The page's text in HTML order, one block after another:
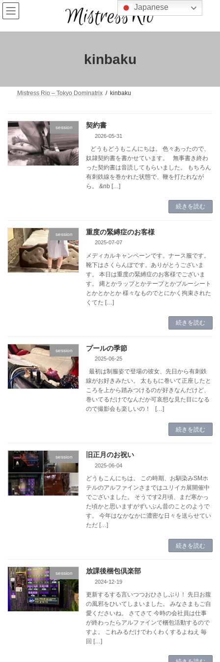
コ
ン
テ
ン
ナ
ビ
ゲ
ー
kinbaku
Mistress Rio – Tokyo Dominatrix kinbaku
session 契約書
2026-05-31
どうもどうもこんにちは。 色々あったので、
奴隷契約書を書かせています。 無事書き終わ
った契約書は音読してもらいました。 もちろん
有刺鉄線を巻かれた状態で、鞭を打たれなが
ら。 &nb […]
続きを読む
session 重度の緊縛症のお客様
2025-07-07
メディカルキャンペーンです。ナース服です。
靴下はさくらんぼです。ありがとうございま
す。 本日は重度の緊縛症のお客様でございま
す。 縄とかラップとかテープとかブルーシート
とかとかとか 様々なものでとにかく拘束された
くてた […]
続きを読む
session プールの季節
2025-06-25
最初は制服姿で登場の彼女、先日から有刺鉄
線がお好きみたい。 太ももに巻いて正座したと
ころを上から踏みつけるのが好きなんだけど、
巻いてるだけでなんだか可哀想な見た目になる
ので撮影会も楽しいの！ […]
続きを読む
session 旧正月のお祝い
2025-06-04
どうもこんにちは。 この時期、お馴染みSMホ
テルのアルファインさまではユリイカ展開催中
でございました。 そうです2月頃、まだ寒かっ
た頃かと思いますがずいぶん昔のことのようで
す。 今年はなかなかに濃密な日々を送らせてい
ただ […]
続きを読む
session 放課後梱包倶楽部
2024-12-19
更新するする言いつつおひさしぶり！ 先日お腹
の風邪をひいてしまいました。 みなさまもご自
愛くださいね。 さてさて 今時の会社員は仕事
が終わったらアルファインで梱包活動するので
すよ。 これみるだけでわくわくするよねえ 毎
回 […]
Japanese